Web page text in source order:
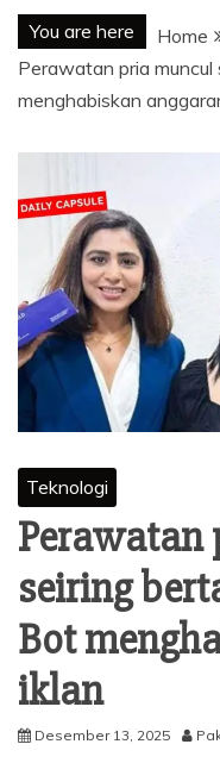
You are here Home
Perawatan pria
menghabiskan
Teknologi
seiring
Bot
iklan
Desember 13, 2025